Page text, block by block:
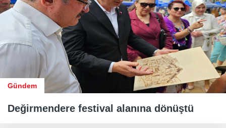
Gündem
Değirmendere festival alanına dönüştü